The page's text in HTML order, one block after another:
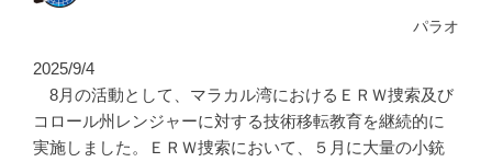
パラオ
2025/9/4
8月の活動として、マラカル湾におけるＥＲＷ捜索及び
コロール州レンジャーに対する技術移転教育を継続的に
実施しました。ＥＲＷ捜索において、５月に大量の小銃